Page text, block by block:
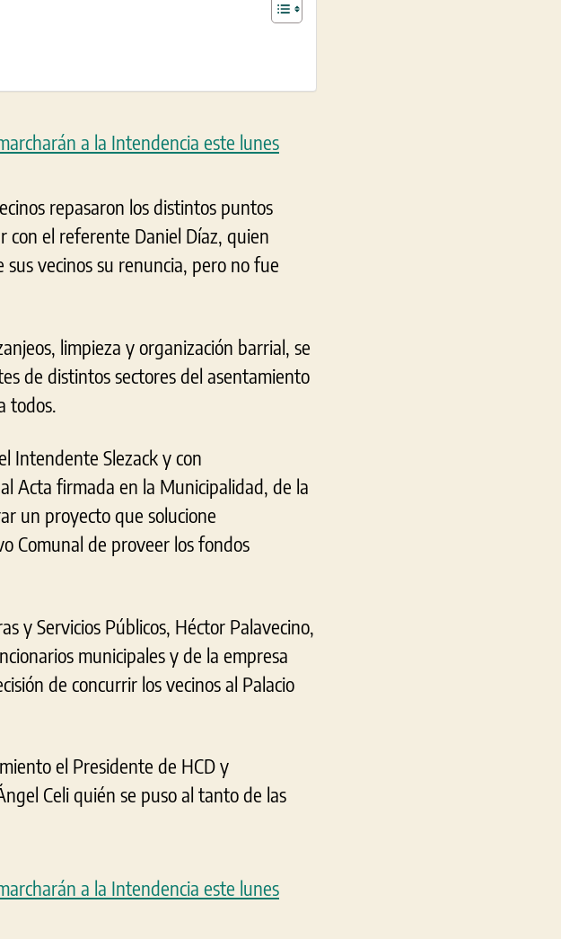
repasaron los distintos puntos
con el referente Daniel Díaz, quien
vecinos su renuncia, pero no fue
limpieza y organización barrial, se
de distintos sectores del asentamiento
todos.
Intendente Slezack y con
Acta firmada en la Municipalidad, de la
un proyecto que solucione
Comunal de proveer los fondos
y Servicios Públicos, Héctor Palavecino,
municipales y de la empresa
de concurrir los vecinos al Palacio
el Presidente de HCD y
Celi quién se puso al tanto de las